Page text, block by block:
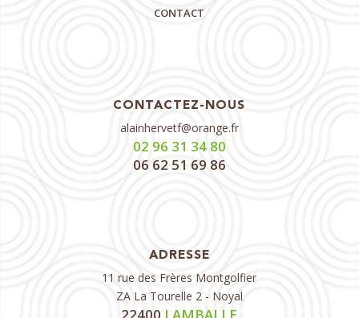
CONTACT
CONTACTEZ-NOUS
alainhervetf@orange.fr
02 96 31 34 80
06 62 51 69 86
ADRESSE
11 rue des Frères Montgolfier
ZA La Tourelle 2 - Noyal
22400 LAMBALLE